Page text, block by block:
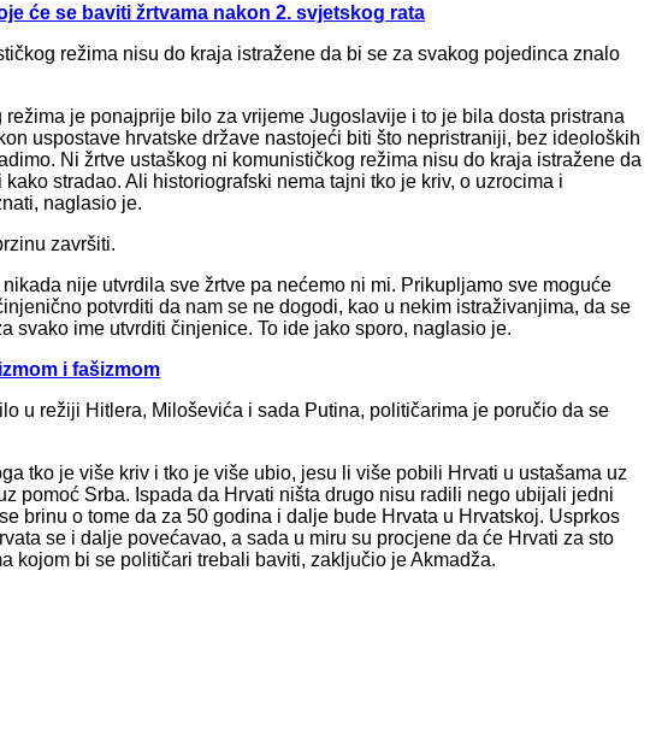
će se baviti žrtvama nakon 2. svjetskog rata
režima nisu do kraja istražene da bi se za svakog pojedinca znalo
je ponajprije bilo za vrijeme Jugoslavije i to je bila dosta pristrana
uspostave hrvatske države nastojeći biti što nepristraniji, bez ideoloških
Ni žrtve ustaškog ni komunističkog režima nisu do kraja istražene da
stradao. Ali historiografski nema tajni tko je kriv, o uzrocima i
naglasio je.
završiti.
nije utvrdila sve žrtve pa nećemo ni mi. Prikupljamo sve moguće
potvrditi da nam se ne dogodi, kao u nekim istraživanjima, da se
svako ime utvrditi činjenice. To ide jako sporo, naglasio je.
i fašizmom
u režiji Hitlera, Miloševića i sada Putina, političarima je poručio da se
tko je više kriv i tko je više ubio, jesu li više pobili Hrvati u ustašama uz
pomoć Srba. Ispada da Hrvati ništa drugo nisu radili nego ubijali jedni
brinu o tome da za 50 godina i dalje bude Hrvata u Hrvatskoj. Usprkos
se i dalje povećavao, a sada u miru su procjene da će Hrvati za sto
kojom bi se političari trebali baviti, zaključio je Akmadža.